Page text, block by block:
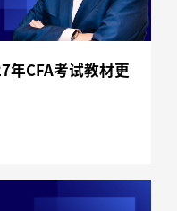
年CFA考试教材更